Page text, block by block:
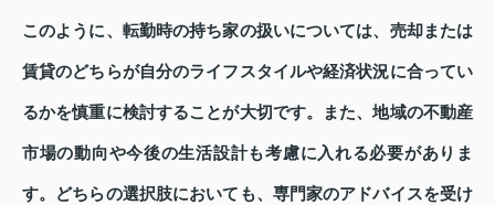
このように、転勤時の持ち家の扱いについては、売却または
賃貸のどちらが自分のライフスタイルや経済状況に合ってい
るかを慎重に検討することが大切です。また、地域の不動産
市場の動向や今後の生活設計も考慮に入れる必要がありま
す。どちらの選択肢においても、専門家のアドバイスを受け